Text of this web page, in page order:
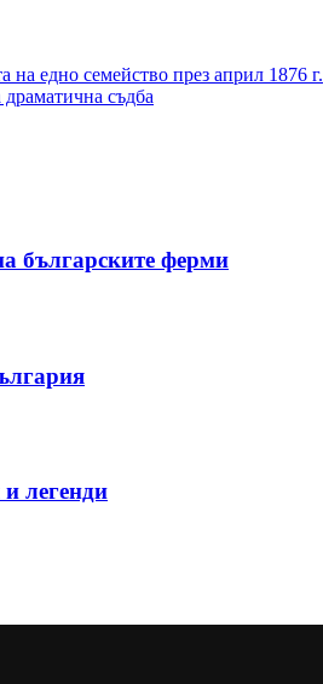
едно семейство през април 1876 г.
съдба
българските ферми
легенди